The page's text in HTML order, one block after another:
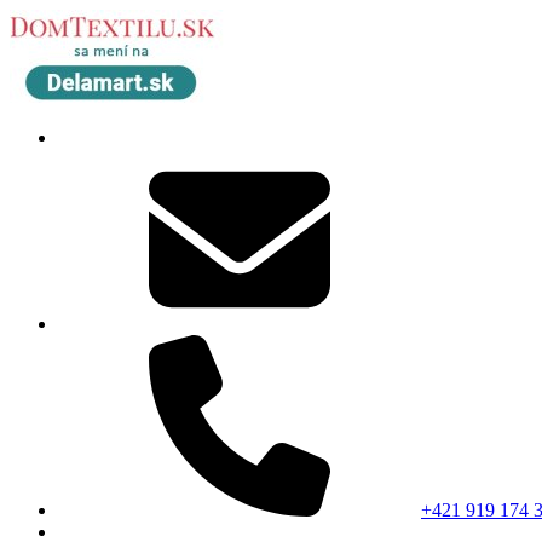
+421 919 174